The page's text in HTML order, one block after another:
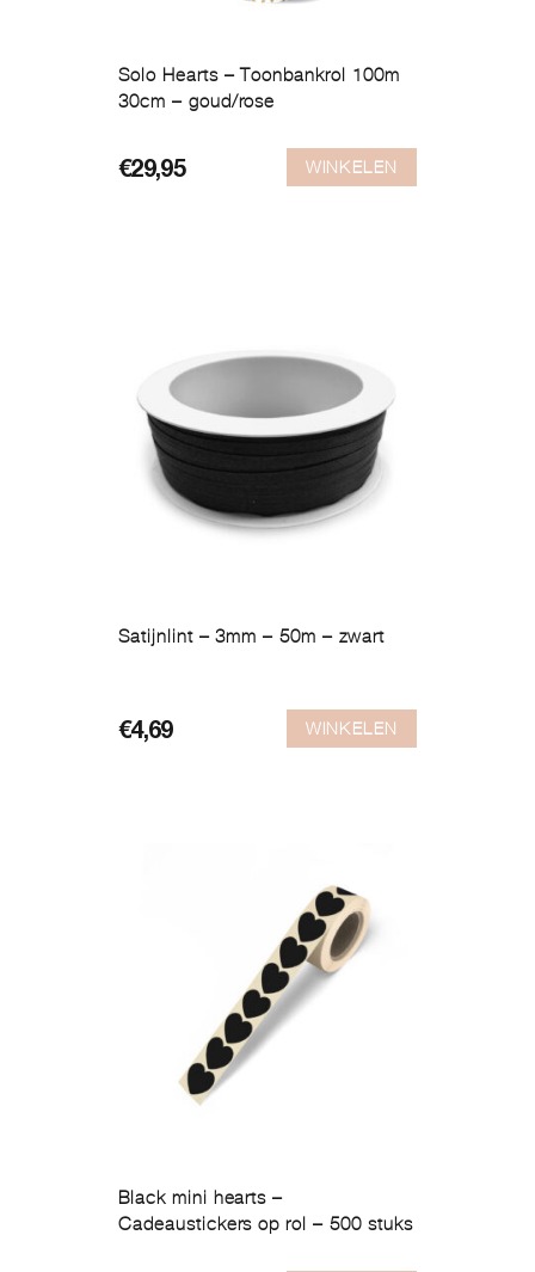
Solo Hearts – Toonbankrol 100m
30cm – goud/rose
€29,95 WINKELEN
Satijnlint – 3mm – 50m – zwart
€4,69 WINKELEN
Black mini hearts –
Cadeaustickers op rol – 500 stuks